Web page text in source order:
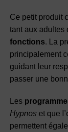
Ce petit produit
tant aux adultes
fonctions. La
principalement
guidant leur
passer une
Les
Hypnos et que
permettent